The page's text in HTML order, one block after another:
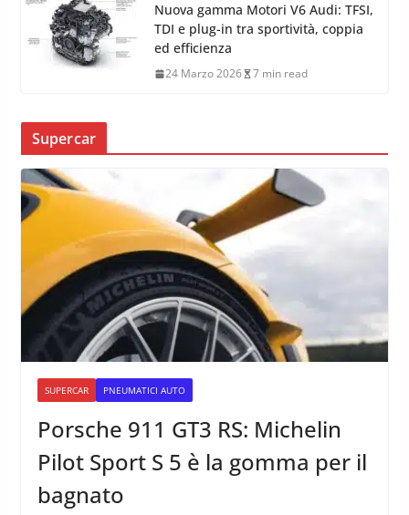
Nuova gamma Motori V6 Audi: TFSI,
TDI e plug-in tra sportività, coppia
ed efficienza
24 Marzo 2026 7 min read
Supercar
SUPERCAR PNEUMATICI AUTO
Porsche 911 GT3 RS: Michelin
Pilot Sport S 5 è la gomma per il
bagnato